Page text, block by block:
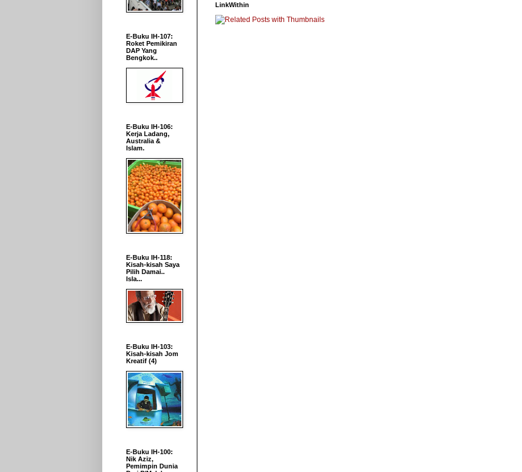
LinkWithin
E-Buku IH-107:
Roket Pemikiran
DAP Yang
Bengkok..
E-Buku IH-106:
Kerja Ladang,
Australia &
Islam.
E-Buku IH-118:
Kisah-kisah Saya
Pilih Damai..
Isla...
E-Buku IH-103:
Kisah-kisah Jom
Kreatif (4)
E-Buku IH-100:
Nik Aziz,
Pemimpin Dunia